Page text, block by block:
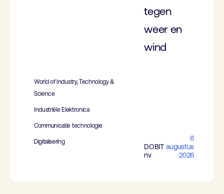
tegen
weer en
wind
World of Industry, Technology &
Science
Industriële Elektronica
Communicatie technologie
Digitalisering
DOBIT
nv
6
augustus
2026